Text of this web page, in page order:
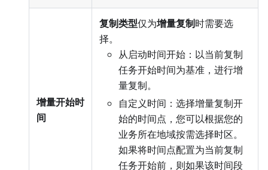
增量开始时
间
复制类型仅为增量复制时需要选
择。
从启动时间开始：以当前复制
任务开始时间为基准，进行增
量复制。
自定义时间：选择增量复制开
始的时间点，您可以根据您的
业务所在地域按需选择时区。
如果将时间点配置为当前复制
任务开始前，则如果该时间段